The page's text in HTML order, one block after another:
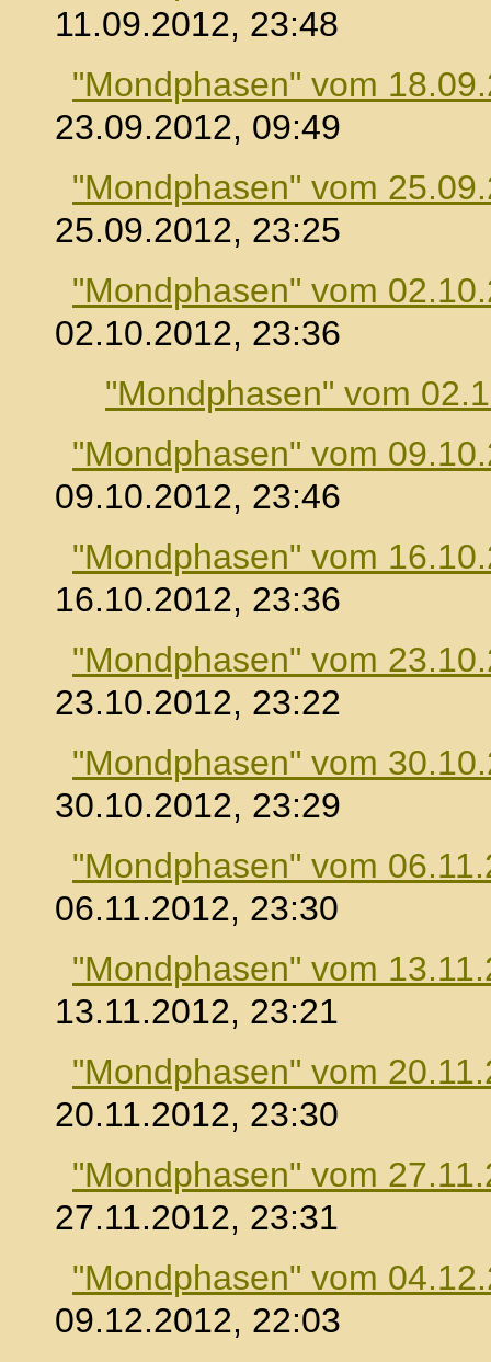
11.09.2012, 23:48
"Mondphasen" vom
23.09.2012, 09:49
"Mondphasen" vom
25.09.2012, 23:25
"Mondphasen" vom
02.10.2012, 23:36
"Mondphasen" vom
"Mondphasen" vom
09.10.2012, 23:46
"Mondphasen" vom
16.10.2012, 23:36
"Mondphasen" vom
23.10.2012, 23:22
"Mondphasen" vom
30.10.2012, 23:29
"Mondphasen" vom
06.11.2012, 23:30
"Mondphasen" vom
13.11.2012, 23:21
"Mondphasen" vom
20.11.2012, 23:30
"Mondphasen" vom
27.11.2012, 23:31
"Mondphasen" vom
09.12.2012, 22:03